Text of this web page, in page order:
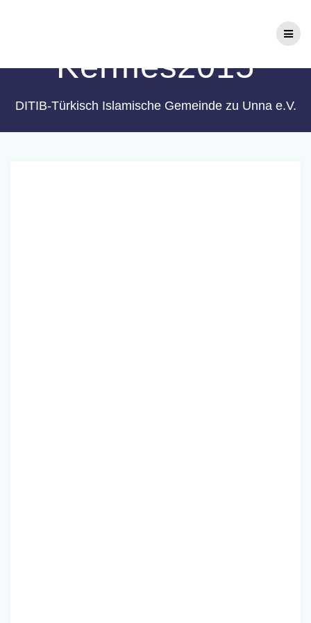
Kermes2015
DITIB-Türkisch Islamische Gemeinde zu Unna e.V.